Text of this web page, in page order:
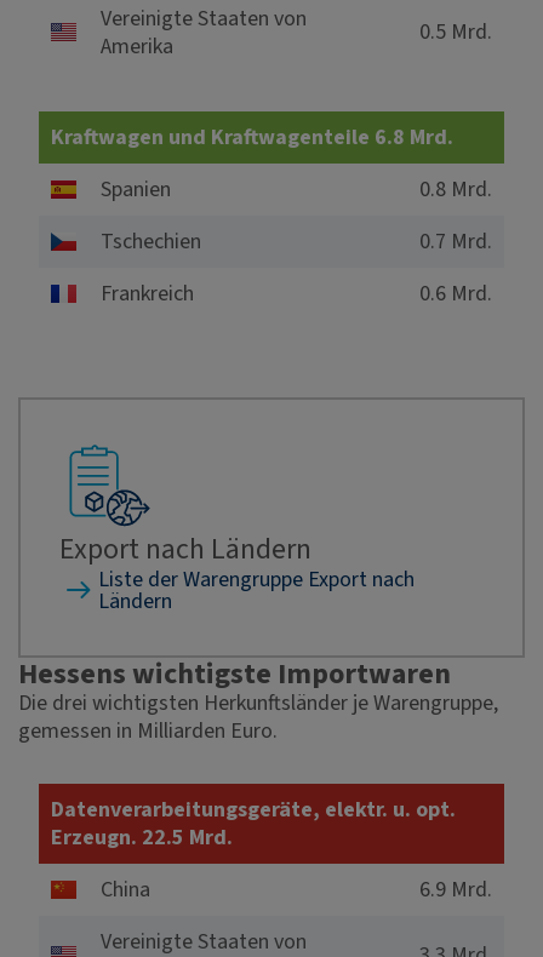
Vereinigte Staaten von
Amerika
0.5 Mrd.
Kraftwagen und Kraftwagenteile 6.8 Mrd.
Spanien
0.8 Mrd.
Tschechien
0.7 Mrd.
Frankreich
0.6 Mrd.
Export nach Ländern
Liste der Warengruppe Export nach
Ländern
Hessens wichtigste Importwaren
Die drei wichtigsten Herkunftsländer je Warengruppe,
gemessen in Milliarden Euro.
Datenverarbeitungsgeräte, elektr. u. opt.
Erzeugn. 22.5 Mrd.
China
6.9 Mrd.
Vereinigte Staaten von